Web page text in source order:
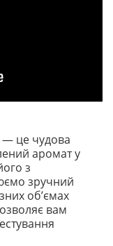
— це чудова
аромат у
з
зручний
обʼємах
вам